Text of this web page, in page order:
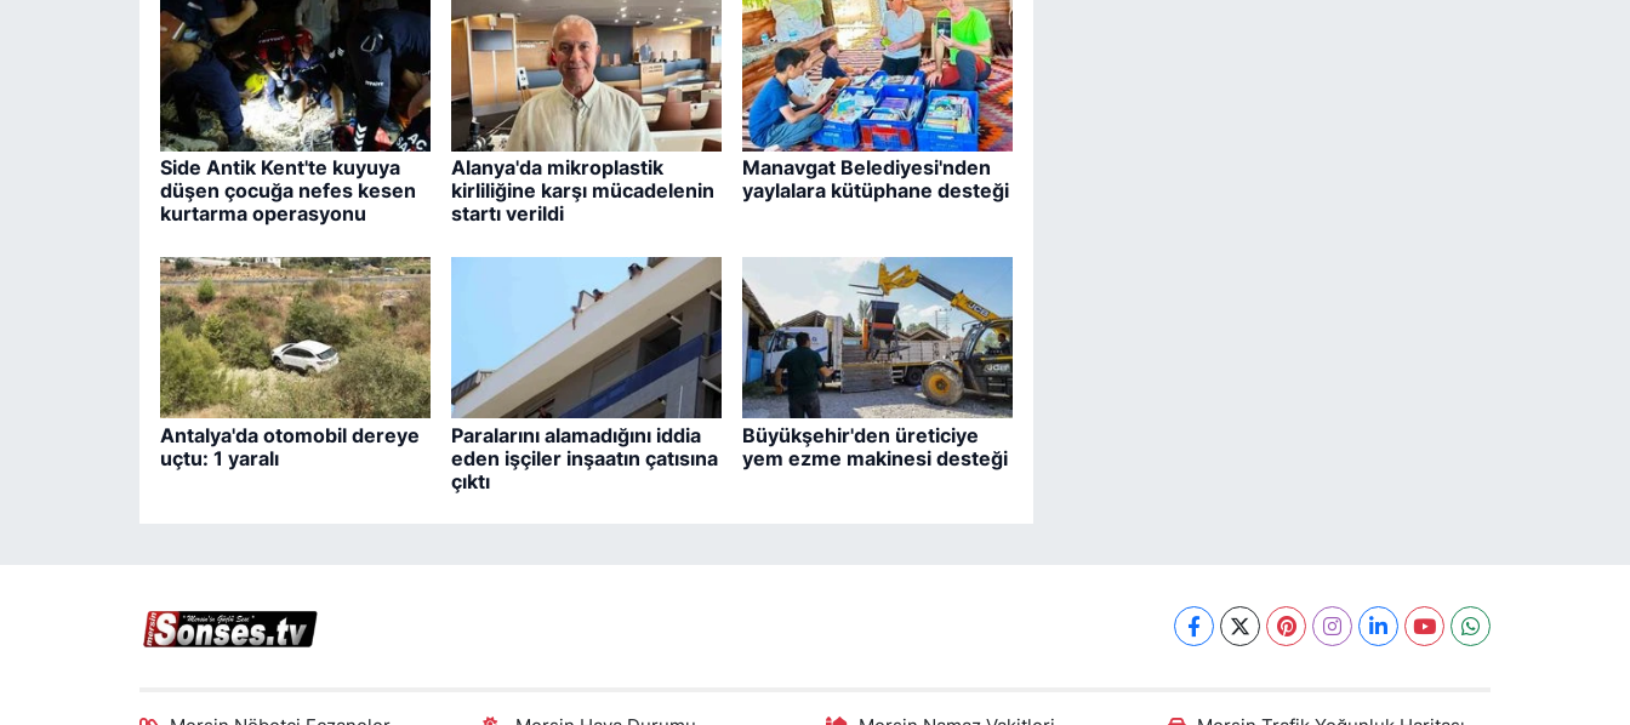
Side Antik Kent'te kuyuya
düşen çocuğa nefes kesen
kurtarma operasyonu
Alanya'da mikroplastik
kirliliğine karşı mücadelenin
startı verildi
Manavgat Belediyesi'nden
yaylalara kütüphane desteği
Antalya'da otomobil dereye
uçtu: 1 yaralı
Paralarını alamadığını iddia
eden işçiler inşaatın çatısına
çıktı
Büyükşehir'den üreticiye
yem ezme makinesi desteği